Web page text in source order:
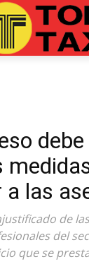
las
de
del
que se